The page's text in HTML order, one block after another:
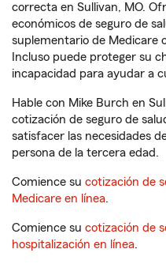
correcta en Sullivan, MO.
económicos de seguro de
suplementario de Medicare
Incluso puede proteger su
incapacidad para ayudar a
Hable con Mike Burch en
cotización de seguro de
satisfacer las necesidades
persona de la tercera edad.
Comience su cotización de
Medicare en línea.
Comience su cotización de
hospitalización en línea.